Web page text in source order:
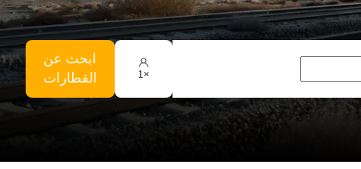
×
1
ابحث عن
القطارات